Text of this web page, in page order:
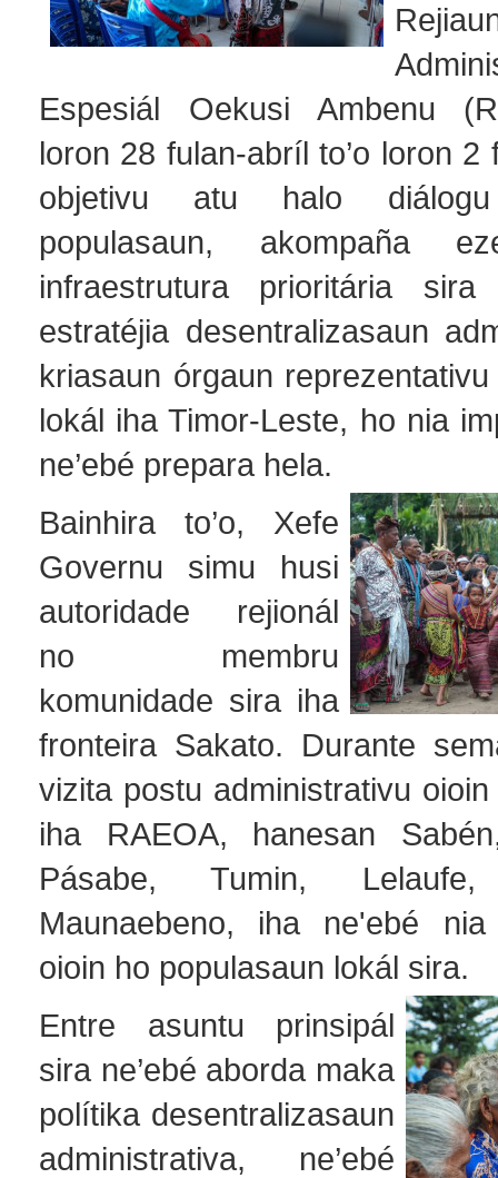
Espesiál Oekusi Ambenu
loron 28 fulan-abríl to’o loron 2
objetivu atu halo
populasaun, akompaña
infraestrutura prioritária
estratéjia desentralizasaun
kriasaun órgaun
lokál iha Timor-Leste, ho nia
ne’ebé prepara hela.
Bainhira to’o, Xefe
Governu simu husi
autoridade rejionál
no membru
komunidade sira iha
fronteira Sakato. Durante
vizita postu administrativu
iha RAEOA, hanesan
Pásabe, Tumin,
Maunaebeno, iha ne'ebé
oioin ho populasaun lokál sira.
Entre asuntu prinsipál
sira ne’ebé aborda maka
polítika desentralizasaun
administrativa, ne’ebé